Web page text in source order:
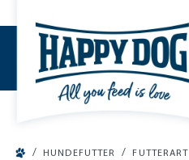
/ HUNDEFUTTER / FUTTERART